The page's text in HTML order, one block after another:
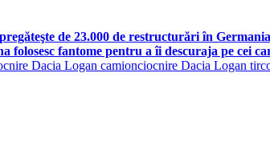
de 23.000 de restructurări în
folosesc fantome pentru a îi descuraja pe cei
Dacia Logan camionciocnire Dacia Logan tir